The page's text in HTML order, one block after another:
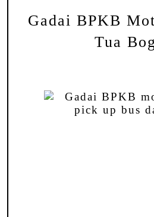
Gadai BPKB
Tua